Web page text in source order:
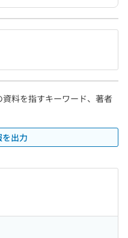
料を指すキーワード、著者
出力